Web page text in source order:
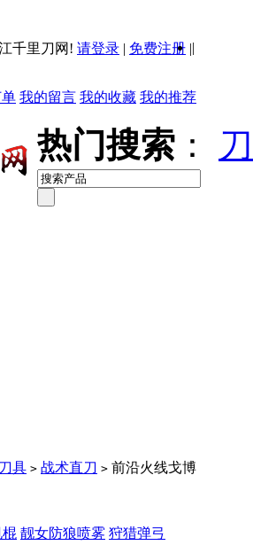
千里刀网! 请登录 | 免费注册 ||
我的留言 我的收藏 我的推荐
热门搜索 ：
具 > 战术直刀 > 前沿火线戈博
靓女防狼喷雾 狩猎弹弓